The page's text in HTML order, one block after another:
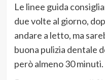
Le linee guida
due volte al giorno,
andare a letto, ma
buona pulizia dentale
però almeno 30 minuti.